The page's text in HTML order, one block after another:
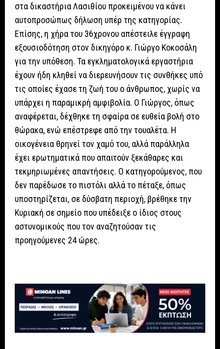
στα δικαστήρια Λασιθίου προκειμένου να κάνει
αυτοπροσώπως δήλωση υπέρ της κατηγορίας.
Επίσης, η χήρα του 36χρονου απέστειλε έγγραφη
εξουσιοδότηση στον δικηγόρο κ. Γιώργο Κοκοσάλη
για την υπόθεση. Τα εγκληματολογικά εργαστήρια
έχουν ήδη κληθεί να διερευνήσουν τις συνθήκες υπό
τις οποίες έχασε τη ζωή του ο άνθρωπος, χωρίς να
υπάρχει η παραμικρή αμφιβολία. Ο Γιώργος, όπως
αναφέρεται, δέχθηκε τη σφαίρα σε ευθεία βολή στο
θώρακα, ενώ επέστρεφε από την τουαλέτα. Η
οικογένεια θρηνεί τον χαμό του, αλλά παράλληλα
έχει ερωτηματικά που απαιτούν ξεκάθαρες και
τεκμηριωμένες απαντήσεις. Ο κατηγορούμενος, που
δεν παρέδωσε το πιστόλι αλλά το πέταξε, όπως
υποστηρίζεται, σε δύσβατη περιοχή, βρέθηκε την
Κυριακή σε σημείο που υπέδειξε ο ίδιος στους
αστυνομικούς που τον αναζητούσαν τις
προηγούμενες 24 ώρες.